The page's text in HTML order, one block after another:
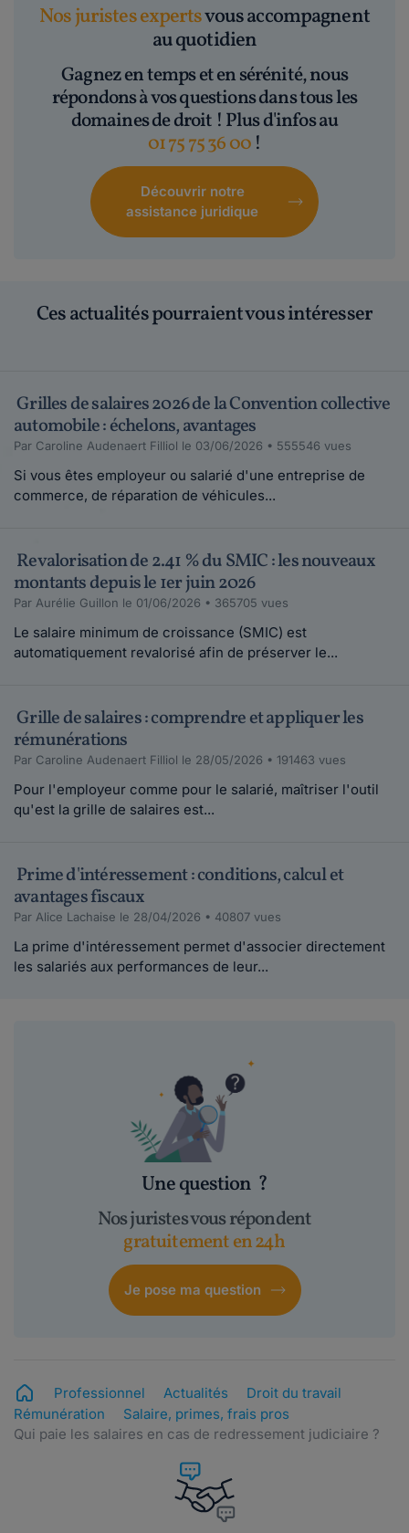
Nos juristes expertsvous accompagnent
au quotidien
Gagnez en temps et en sérénité, nous
répondons à vos questions dans tous les
domaines de droit ! Plus d'infos au
01 75 75 36 00 !
Découvrir notre
assistance juridique
Ces actualités pourraient vous intéresser
Grilles de salaires 2026 de la Convention collective
automobile : échelons, avantages
Par Caroline Audenaert Filliol le 03/06/2026 • 555546 vues
Si vous êtes employeur ou salarié d'une entreprise de
commerce, de réparation de véhicules...
Revalorisation de 2.41 % du SMIC : les nouveaux
montants depuis le 1er juin 2026
Par Aurélie Guillon le 01/06/2026 • 365705 vues
Le salaire minimum de croissance (SMIC) est
automatiquement revalorisé afin de préserver le...
Grille de salaires : comprendre et appliquer les
rémunérations
Par Caroline Audenaert Filliol le 28/05/2026 • 191463 vues
Pour l'employeur comme pour le salarié, maîtriser l'outil
qu'est la grille de salaires est...
Prime d'intéressement : conditions, calcul et
avantages fiscaux
Par Alice Lachaise le 28/04/2026 • 40807 vues
La prime d'intéressement permet d'associer directement
les salariés aux performances de leur...
Une question ?
Nos juristes vous répondent
gratuitement en 24h
Je pose ma question
Professionnel Actualités
Droit du travail
Rémunération
Salaire, primes, frais pros
Qui paie les salaires en cas de redressement judiciaire ?